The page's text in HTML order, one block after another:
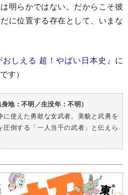
明らかではない。だからこそ彼
に位置する存在として、いまな
おしえる 超！やばい日本史』 に
す）
地：不明／生没年：不明）
使えた勇敢な女武者。美貌と武勇を
倒する「一人当千の武者」と伝えら